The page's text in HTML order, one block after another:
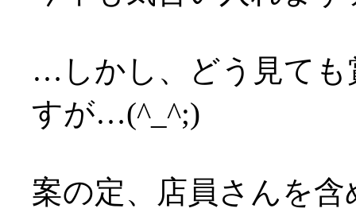
…しかし、どう見ても
すが…(^_^;)
案の定、店員さんを